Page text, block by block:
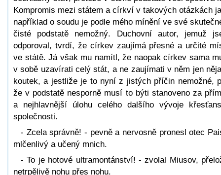
Kompromis mezi státem a církví v takových otázkách
například o soudu je podle mého mínění ve své
čisté podstatě nemožný. Duchovní autor, jemuž
odporoval, tvrdí, že církev zaujímá přesné a určité
ve státě. Já však mu namítl, že naopak církev sama
v sobě uzavírati celý stát, a ne zaujímati v něm jen
koutek, a jestliže je to nyní z jistých příčin nemožné,
že v podstatě nesporně musí to býti stanoveno za
a nejhlavnější úlohu celého dalšího vývoje
společnosti.
- Zcela správně! - pevně a nervosně pronesl otec
mlčenlivý a učený mnich.
- To je hotové ultramontánství! - zvolal Miusov,
netrpělivě nohu přes nohu.